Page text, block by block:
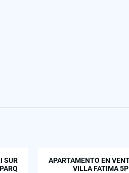
SUR
APARTAMENTO EN
VILLA FATIMA